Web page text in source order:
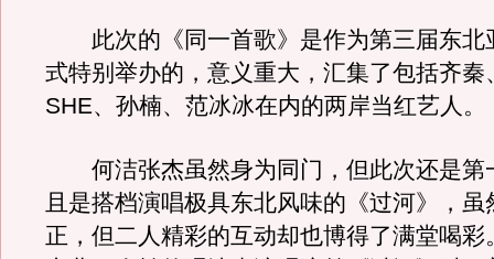
此次的《同一首歌》是作为第三届东北
式特别举办的，意义重大，汇集了包括齐秦
SHE、孙楠、范冰冰在内的两岸当红艺人。
何洁张杰虽然身为同门，但此次还是第
且是搭档演唱极具东北风味的《过河》，虽
正，但二人精彩的互动却也博得了满堂喝彩